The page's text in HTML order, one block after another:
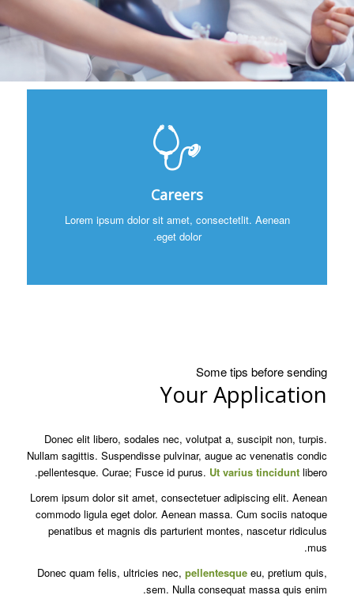
Careers
Lorem ipsum dolor sit amet, consectetlit. Aenean
eget dolor.
Some tips before sending
Your Application
Donec elit libero, sodales nec, volutpat a, suscipit non, turpis.
Nullam sagittis. Suspendisse pulvinar, augue ac venenatis condic
pellentesque. Curae; Fusce id purus. Ut varius tincidunt libero.
Lorem ipsum dolor sit amet, consectetuer adipiscing elit. Aenean
commodo ligula eget dolor. Aenean massa. Cum sociis natoque
penatibus et magnis dis parturient montes, nascetur ridiculus
mus.
Donec quam felis, ultricies nec,pellentesque eu, pretium quis,
sem. Nulla consequat massa quis enim.